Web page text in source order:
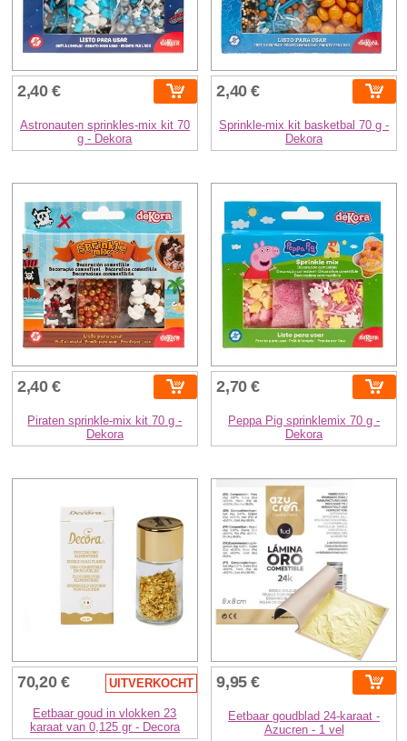
2,40 €
Astronauten sprinkles-mix kit 70
g - Dekora
2,40 €
Sprinkle-mix kit basketbal 70 g -
Dekora
2,40 €
Piraten sprinkle-mix kit 70 g -
Dekora
2,70 €
Peppa Pig sprinklemix 70 g -
Dekora
70,20 € UITVERKOCHT
Eetbaar goud in vlokken 23
karaat van 0,125 gr - Decora
9,95 €
Eetbaar goudblad 24-karaat -
Azucren - 1 vel